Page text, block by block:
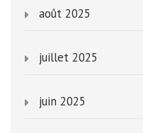
août 2025
juillet 2025
juin 2025